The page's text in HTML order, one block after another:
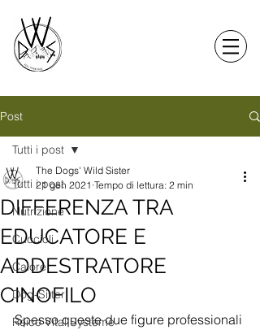
Post
Tutti i post
Nutrizione
Cuccioli
Calore
Dog-Sitter
Reico Vital Systeme
Tutti i post
DIFFERENZA TRA
EDUCATORE E
ADDESTRATORE
CINOFILO
The Dogs' Wild Sister
21 gen 2021 Tempo di lettura: 2 min
Spesso queste due figure professionali